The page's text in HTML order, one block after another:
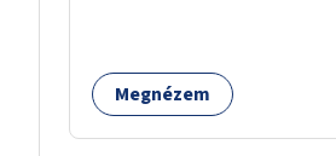
távolítani. A kikötőbakokat,
kellene helyezni a kerítés
Megnézem